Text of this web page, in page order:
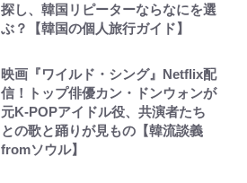
探し、韓国リピーターならなにを選
ぶ？【韓国の個人旅行ガイド】
映画『ワイルド・シング』Netflix配
信！トップ俳優カン・ドンウォンが
元K-POPアイドル役、共演者たち
との歌と踊りが見もの【韓流談義
fromソウル】